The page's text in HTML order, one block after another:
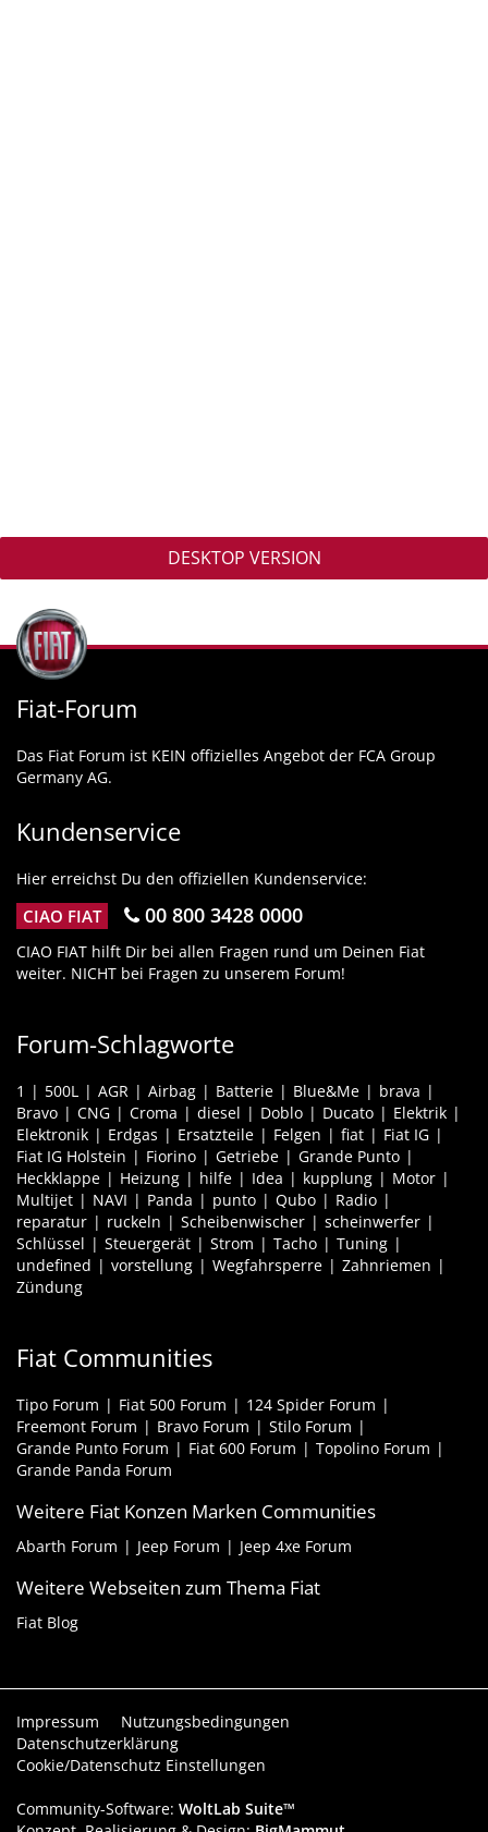
DESKTOP VERSION
Fiat-Forum
Das Fiat Forum ist KEIN offizielles Angebot der FCA Group
Germany AG.
Kundenservice
Hier erreichst Du den offiziellen Kundenservice:
CIAO FIAT 00 800 3428 0000
CIAO FIAT hilft Dir bei allen Fragen rund um Deinen Fiat
weiter. NICHT bei Fragen zu unserem Forum!
Forum-Schlagworte
1 500L AGR Airbag Batterie Blue&Me
brava
Bravo
CNG Croma diesel Doblo Ducato
Elektrik
Elektronik
Erdgas Ersatzteile Felgen fiat
Fiat IG
Fiat IG Holstein
Fiorino Getriebe
Grande Punto
Heckklappe
Heizung hilfe Idea kupplung
Motor
Multijet
NAVI Panda punto Qubo
Radio
reparatur
ruckeln Scheibenwischer
scheinwerfer
Schlüssel
Steuergerät Strom Tacho
Tuning
undefined
vorstellung Wegfahrsperre
Zahnriemen
Zündung
Fiat Communities
Tipo Forum Fiat 500 Forum
124 Spider Forum
Freemont Forum
Bravo Forum
Stilo Forum
Grande Punto Forum
Fiat 600 Forum
Topolino Forum
Grande Panda Forum
Weitere Fiat Konzen Marken Communities
Abarth Forum Jeep Forum Jeep 4xe Forum
Weitere Webseiten zum Thema Fiat
Fiat Blog
Impressum
Nutzungsbedingungen
Datenschutzerklärung
Cookie/Datenschutz Einstellungen
Community-Software: WoltLab Suite™